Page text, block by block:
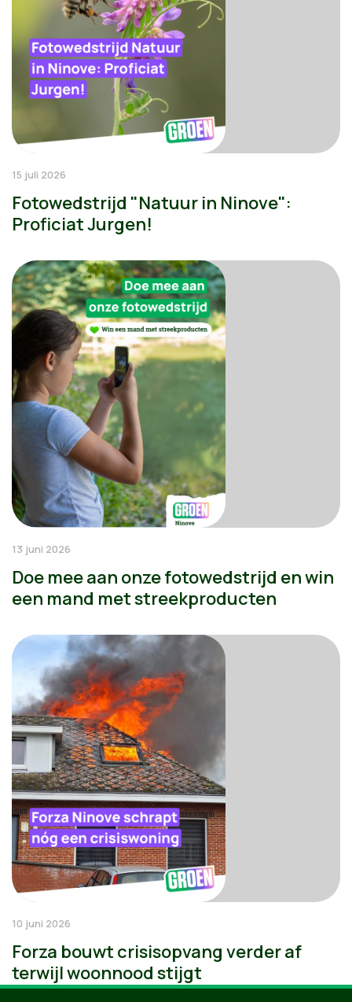
15 juli 2026
Fotowedstrijd "Natuur in Ninove":
Proficiat Jurgen!
13 juni 2026
Doe mee aan onze fotowedstrijd en win
een mand met streekproducten
10 juni 2026
Forza bouwt crisisopvang verder af
terwijl woonnood stijgt